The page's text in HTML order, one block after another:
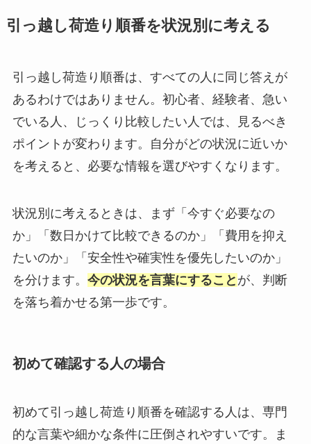
引っ越し荷造り順番を状況別に考える
引っ越し荷造り順番は、すべての人に同じ答えが
あるわけではありません。初心者、経験者、急い
でいる人、じっくり比較したい人では、見るべき
ポイントが変わります。自分がどの状況に近いか
を考えると、必要な情報を選びやすくなります。
状況別に考えるときは、まず「今すぐ必要なの
か」「数日かけて比較できるのか」「費用を抑え
たいのか」「安全性や確実性を優先したいのか」
を分けます。 今の状況を言葉にすること が、判断
を落ち着かせる第一歩です。
初めて確認する人の場合
初めて引っ越し荷造り順番を確認する人は、専門
的な言葉や細かな条件に圧倒されやすいです。ま